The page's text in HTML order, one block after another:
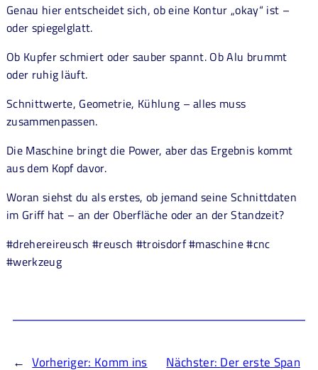
Genau hier entscheidet sich, ob eine Kontur „okay“ ist –
oder spiegelglatt.
Ob Kupfer schmiert oder sauber spannt. Ob Alu brummt
oder ruhig läuft.
Schnittwerte, Geometrie, Kühlung – alles muss
zusammenpassen.
Die Maschine bringt die Power, aber das Ergebnis kommt
aus dem Kopf davor.
Woran siehst du als erstes, ob jemand seine Schnittdaten
im Griff hat – an der Oberfläche oder an der Standzeit?
#drehereireusch #reusch #troisdorf #maschine #cnc
#werkzeug
← Vorheriger: Komm ins
Nächster: Der erste Span